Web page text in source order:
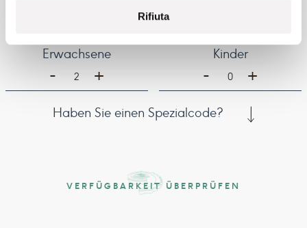
Rifiuta
1
Erwachsene
2
- +
Kinder
0
- +
Haben Sie einen Spezialcode?
VERFÜGBARKEIT ÜBERPRÜFEN